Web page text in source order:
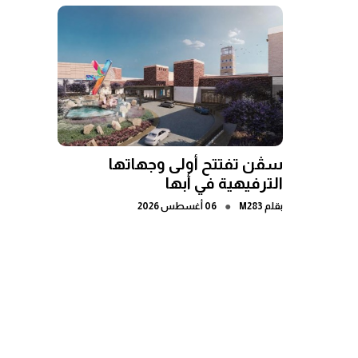
سڤن تفتتح أولى وجهاتها
الترفيهية في أبها
بقلم M283
● 06 أغسطس 2026